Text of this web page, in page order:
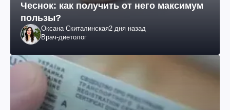
Чеснок: как получить от него максимум
пользы?
Оксана Скиталинская2 дня назад
Врач-диетолог